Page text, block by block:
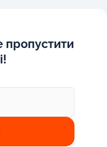
пропустити